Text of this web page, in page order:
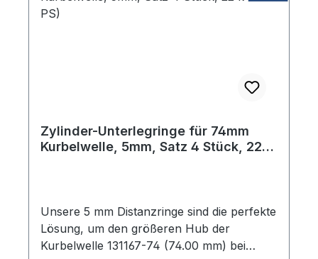
Zylinder-Unterlegringe für 74mm
Kurbelwelle, 5mm, Satz 4 Stück, 22
Unsere 5 mm Distanzringe sind die perfekte
Lösung, um den größeren Hub der
Kurbelwelle 131167-74 (74.00 mm) bei